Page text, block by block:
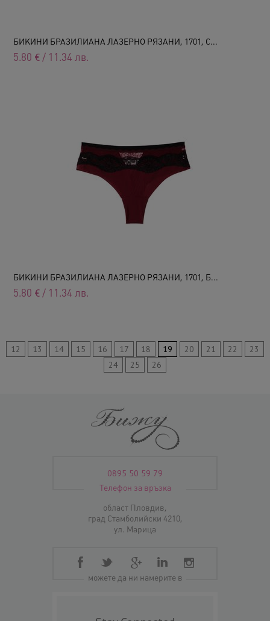
БИКИНИ БРАЗИЛИАНА ЛАЗЕРНО РЯЗАНИ, 1701, С...
5.80 € / 11.34 лв.
БИКИНИ БРАЗИЛИАНА ЛАЗЕРНО РЯЗАНИ, 1701, Б...
5.80 € / 11.34 лв.
12 13 14 15 16 17 18 19 20 21 22
23
24
25 26
0895 50 59 79
Телефон за връзка
област Пловдив,
град Стамболийски 4210,
ул. Марица
можете да ни намерите в